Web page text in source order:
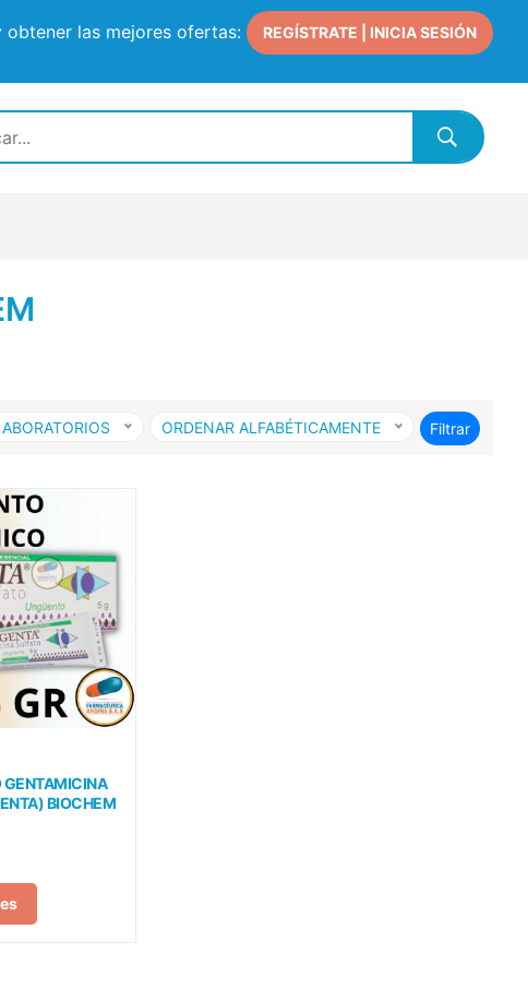
las mejores ofertas: REGÍSTRATE | INICIA SESIÓN
ORDENAR ALFABÉTICAMENTE Filtrar
GENTAMICINA
BIOCHEM